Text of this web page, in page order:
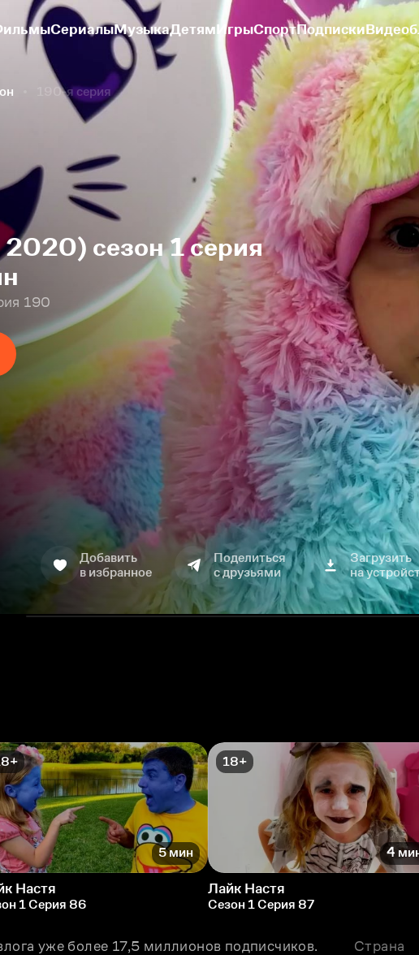
СериалыМузыкаДетямИгрыСпортПодписки
190-я серия
сезон 1 серия
190
Добавить
в избранное
Поделиться
с друзьями
Загрузить
на
5 мин
Настя
1 Серия 86
18+
4
Лайк Настя
Сезон 1 Серия 87
уже более 17,5 миллионов подписчиков.
Страна